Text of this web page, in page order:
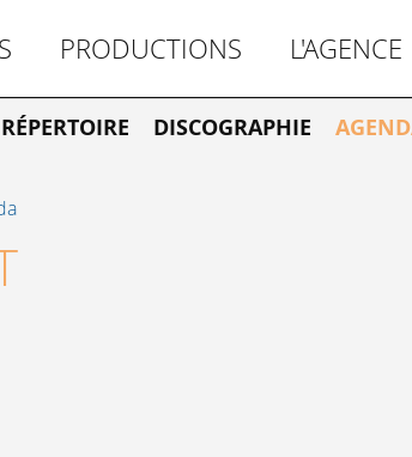
PRODUCTIONS L'AGENCE
RÉPERTOIRE DISCOGRAPHIE